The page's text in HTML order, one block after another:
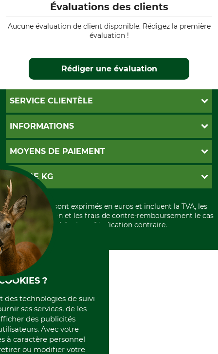
Évaluations des clients
Aucune évaluation de client disponible. Rédigez la première
évaluation !
Rédiger une évaluation
SERVICE CLIENTÈLE
Foire aux questions
Paramètres des cookies
INFORMATIONS
CGV
Conditions d'annulation
Formulaire de rétraction
Politique de confidentialité
Élimination et environnement
Rétractation de votre commande
MOYENS DE PAIEMENT
PayPal
Carte de crédit
Paiement á l'avance
GRUBE KG
Histoire
International
Portrait
Qui sommes-nous
Tous les prix sont exprimés en euros et incluent la TVA, les
frais d'expédition et les frais de contre-remboursement le cas
échéant, sauf indication contraire.
?
des technologies de suivi
ses services, de les
des publicités
Avec votre
à caractère personnel
ou modifier votre